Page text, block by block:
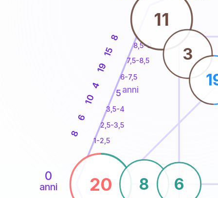
0
anni
1-2,5
2,5-3,5
3,5-4
6-7,5
7,5-8,5
8,5-9
8
6
10
4
19
15
8
20
11
8 6
3
5anni